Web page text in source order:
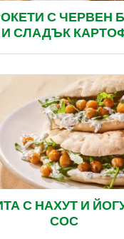
С ЧЕРВЕН
И СЛАДЪК
С НАХУТ И
СОС